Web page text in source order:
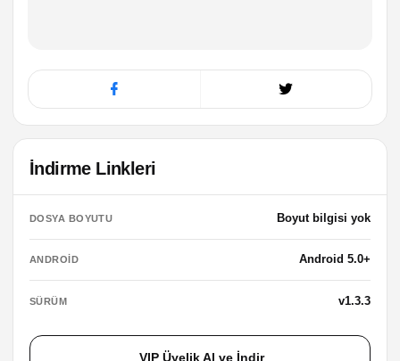
İndirme Linkleri
DOSYA BOYUTU Boyut bilgisi yok
ANDROID Android 5.0+
SÜRÜM v1.3.3
VIP Üyelik Al ve İndir